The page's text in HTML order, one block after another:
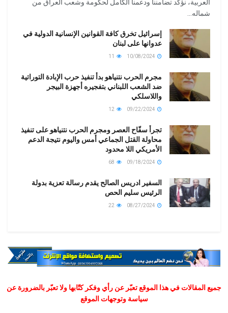
العربية، نؤكد تضامننا ودعمنا الكامل لحكومة وشعب العراق من
شماله...
إسرائيل تخرق كافة القوانين الإنسانية الدولية في
عدوانها على لبنان
مجرم الحرب نتنياهو بدأ تنفيذ حرب الإبادة التوراتية
ضد الشعب اللبناني بتفجيره أجهزة البيجر
واللاسلكي
تجرأ سفّاح العصر ومجرم الحرب نتنياهو على تنفيذ
محاولة القتل الجماعي أمس واليوم نتيجة الدعم
الأمريكي اللا محدود
السفير ادريس الصالح يقدم رسالة تعزية بدولة
الرئيس سليم الحص
جميع المقالات في هذا الموقع تعبّر عن رأي وفكر كتّابها ولا تعبّر بالضرورة عن
سياسة وتوجهات الموقع